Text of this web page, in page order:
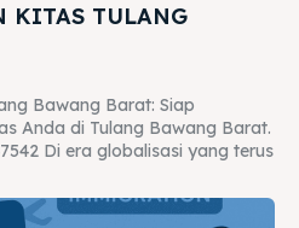
KITAS TULANG
Bawang Barat: Siap
Anda di Tulang Bawang Barat.
Di era globalisasi yang terus